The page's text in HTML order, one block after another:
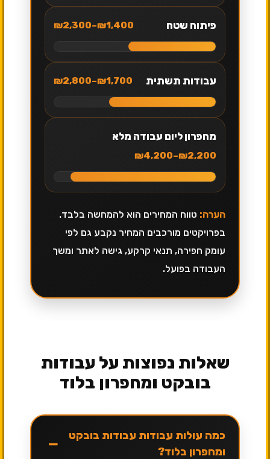
פיתוח שטח ₪1,400–₪2,300
עבודות תשתית ₪1,700–₪2,800
מחפרון ליום עבודה מלא
₪2,200–₪4,200
הערה: טווח המחירים הוא להמחשה בלבד.
בפרויקטים מורכבים המחיר נקבע גם לפי
עומק חפירה, תנאי קרקע, גישה לאתר ומשך
העבודה בפועל.
שאלות נפוצות על עבודות
בובקט ומחפרון בלוד
כמה עולות עבודות עבודות בובקט
ומחפרון בלוד?
−